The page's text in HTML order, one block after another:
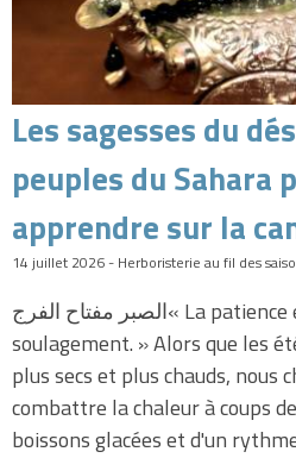
Les sagesses du
peuples du Sahara
apprendre sur la
14 juillet 2026 - Herboristerie au fil des
الصبر مفتاح الفرج« La patience est la clé du
soulagement. » Alors que les
plus secs et plus chauds, nous
combattre la chaleur à coups
boissons glacées et d'un